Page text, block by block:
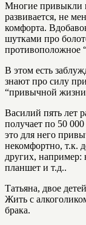
Многие привыкли
развивается, не
комфорта.
шутками про
противоположное
В этом есть
знают про силу
“привычной
Василий пять лет
получает по 50
это для него
некомфортно, т.к.
других,
планшет и т.д..
Татьяна, двое
Жить с
брака.